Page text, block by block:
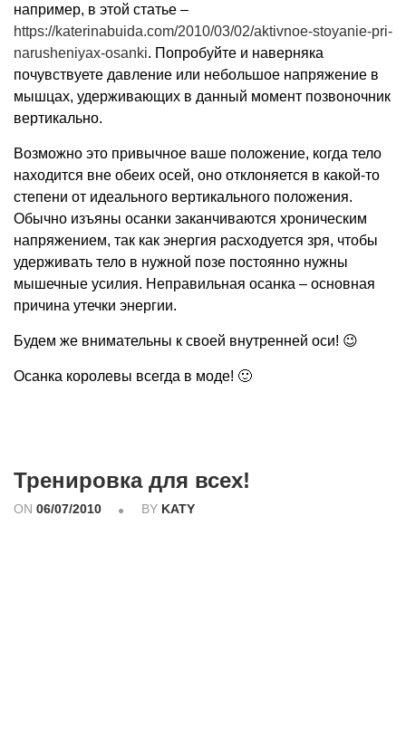
например, в этой статье –
https://katerinabuida.com/2010/03/02/aktivnoe-stoyanie-pri-
narusheniyax-osanki. Попробуйте и наверняка
почувствуете давление или небольшое напряжение в
мышцах, удерживающих в данный момент позвоночник
вертикально.
Возможно это привычное ваше положение, когда тело
находится вне обеих осей, оно отклоняется в какой-то
степени от идеального вертикального положения.
Обычно изъяны осанки заканчиваются хроническим
напряжением, так как энергия расходуется зря, чтобы
удерживать тело в нужной позе постоянно нужны
мышечные усилия. Неправильная осанка – основная
причина утечки энергии.
Будем же внимательны к своей внутренней оси! 😉
Осанка королевы всегда в моде! 🙂
Тренировка для всех!
ON 06/07/2010 BY KATY